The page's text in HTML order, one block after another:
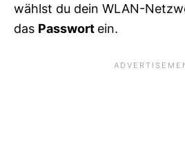
wählst du dein WLAN-
das Passwort ein.